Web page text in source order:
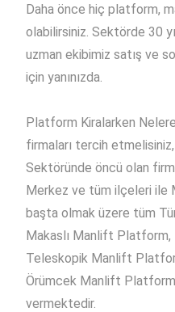
Daha önce hiç platform,
olabilirsiniz. Sektörde 30
uzman ekibimiz satış ve
için yanınızda.
Platform Kiralarken
firmaları tercih etmelisiniz,
Sektöründe öncü olan
Merkez ve tüm ilçeleri ile
başta olmak üzere tüm
Makaslı Manlift
Teleskopik Manlift
Örümcek Manlift
vermektedir.